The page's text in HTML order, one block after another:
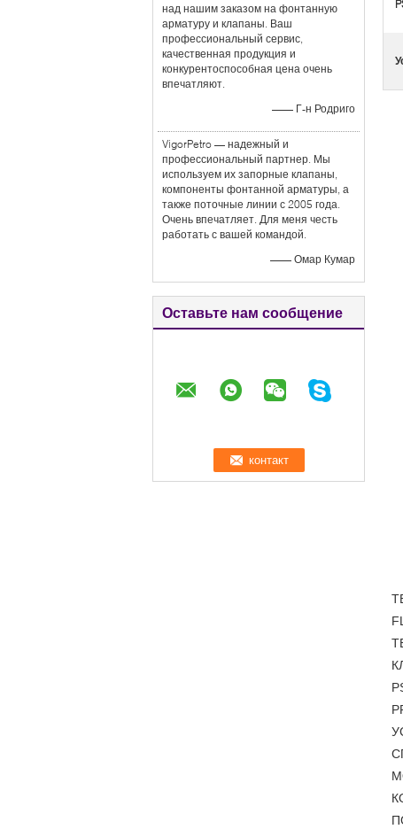
над нашим заказом на фонтанную
арматуру и клапаны. Ваш
профессиональный сервис,
качественная продукция и
конкурентоспособная цена очень
впечатляют.
—— Г-н Родриго
VigorPetro — надежный и
профессиональный партнер. Мы
используем их запорные клапаны,
компоненты фонтанной арматуры, а
также поточные линии с 2005 года.
Очень впечатляет. Для меня честь
работать с вашей командой.
—— Омар Кумар
Оставьте нам сообщение